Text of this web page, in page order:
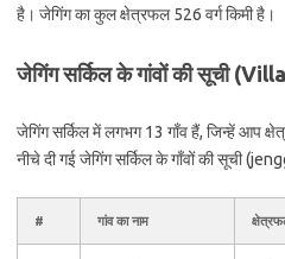
है। जेगिंग का कुल क्षेत्रफल 526 वर्ग किमी है।
जेगिंग सर्किल के गांवों की सूची
जेगिंग सर्किल में लगभग 13 गाँव हैं, जिन्हें आप
नीचे दी गई जेगिंग सर्किल के गाँवों की सूची
# गांव का नाम